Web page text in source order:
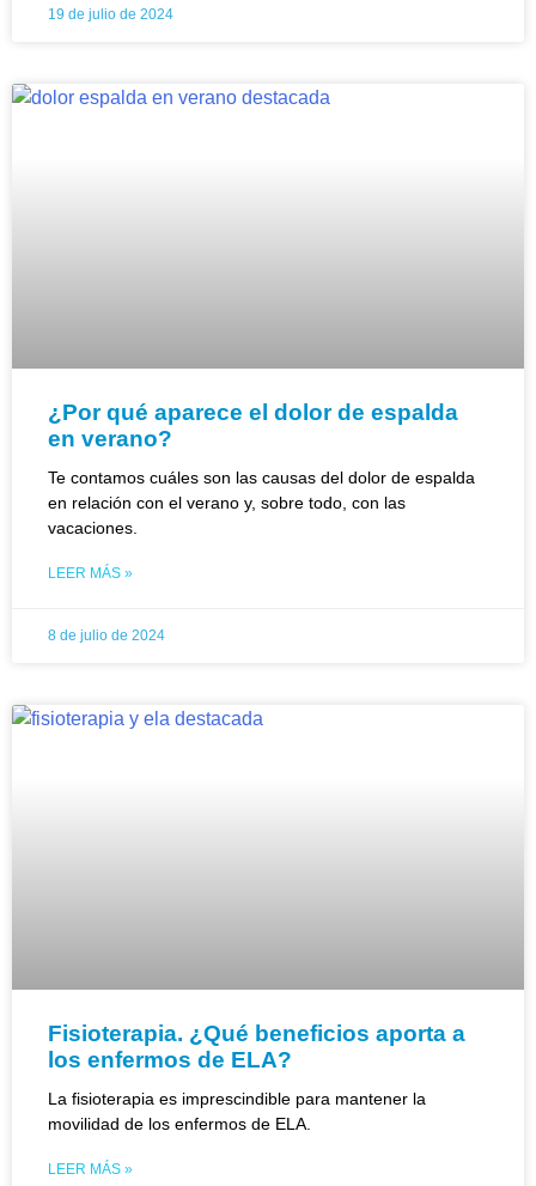
19 de julio de 2024
¿Por qué aparece el dolor de espalda
en verano?
Te contamos cuáles son las causas del dolor de espalda
en relación con el verano y, sobre todo, con las
vacaciones.
LEER MÁS »
8 de julio de 2024
Fisioterapia. ¿Qué beneficios aporta a
los enfermos de ELA?
La fisioterapia es imprescindible para mantener la
movilidad de los enfermos de ELA.
LEER MÁS »